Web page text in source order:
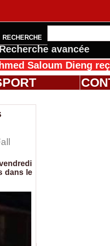
RECHERCHE
Recherche avancée
Dieng reçoit Sa
dans le